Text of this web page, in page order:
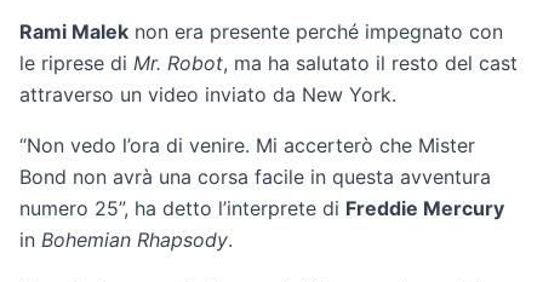
Rami Malek non era presente perché impegnato con
le riprese di Mr. Robot, ma ha salutato il resto del cast
attraverso un video inviato da New York.
“Non vedo l’ora di venire. Mi accerterò che Mister
Bond non avrà una corsa facile in questa avventura
numero 25”, ha detto l’interprete di Freddie Mercury
in Bohemian Rhapsody.